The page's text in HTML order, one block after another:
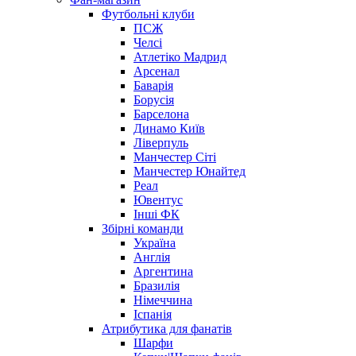
Футбольні клуби
ПСЖ
Челсі
Атлетіко Мадрид
Арсенал
Баварія
Борусія
Барселона
Динамо Київ
Ліверпуль
Манчестер Сіті
Манчестер Юнайтед
Реал
Ювентус
Інші ФК
Збірні команди
Україна
Англія
Аргентина
Бразилія
Німеччина
Іспанія
Атрибутика для фанатів
Шарфи